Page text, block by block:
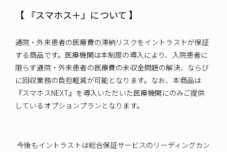
【 『スマホス＋』について 】
通院・外来患者の医療費の滞納リスクをイントラストが保証
する商品です。医療機関は本制度の導入により、入院患者に
限らず通院・外来患者の医療費の未収金問題の解決、ならび
に回収業務の負担軽減が可能となります。なお、本商品は
『スマホスNEXT』を導入いただいた医療機関にのみご提供
しているオプションプランとなります。
今後もイントラストは総合保証サービスのリーディングカン